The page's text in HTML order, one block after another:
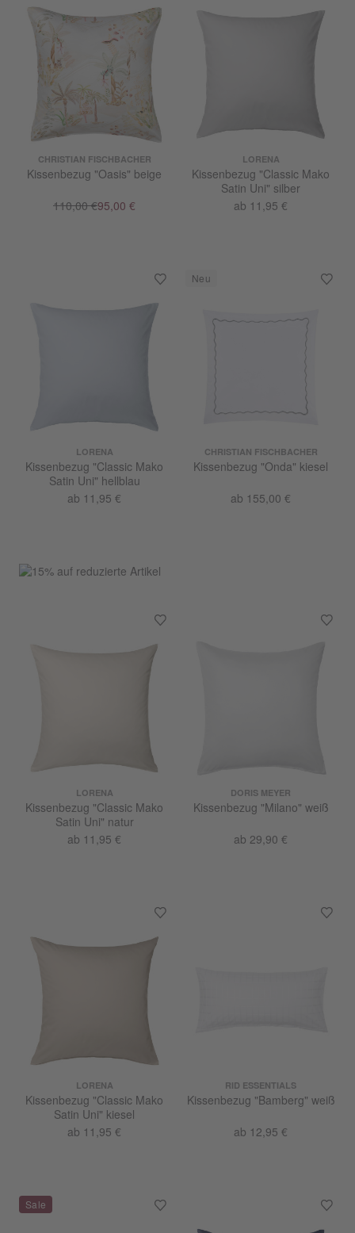
CHRISTIAN FISCHBACHER
Kissenbezug "Oasis" beige
110,00 €95,00 €
LORENA
Kissenbezug "Classic Mako
Satin Uni" silber
ab 11,95 €
LORENA
Kissenbezug "Classic Mako
Satin Uni" hellblau
ab 11,95 €
CHRISTIAN FISCHBACHER
Kissenbezug "Onda" kiesel
ab 155,00 €
LORENA
Kissenbezug "Classic Mako
Satin Uni" natur
ab 11,95 €
DORIS MEYER
Kissenbezug "Milano" weiß
ab 29,90 €
LORENA
Kissenbezug "Classic Mako
Satin Uni" kiesel
ab 11,95 €
RID ESSENTIALS
Kissenbezug "Bamberg" weiß
ab 12,95 €